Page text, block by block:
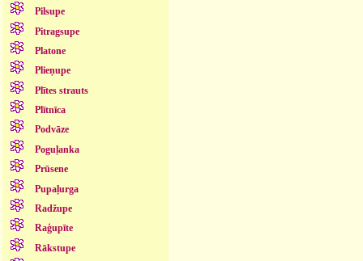
Pilsupe
Pitragsupe
Platone
Plieņupe
Plītes strauts
Plītnīca
Podvāze
Poguļanka
Prūsene
Pupaļurga
Radžupe
Raģupīte
Rākstupe